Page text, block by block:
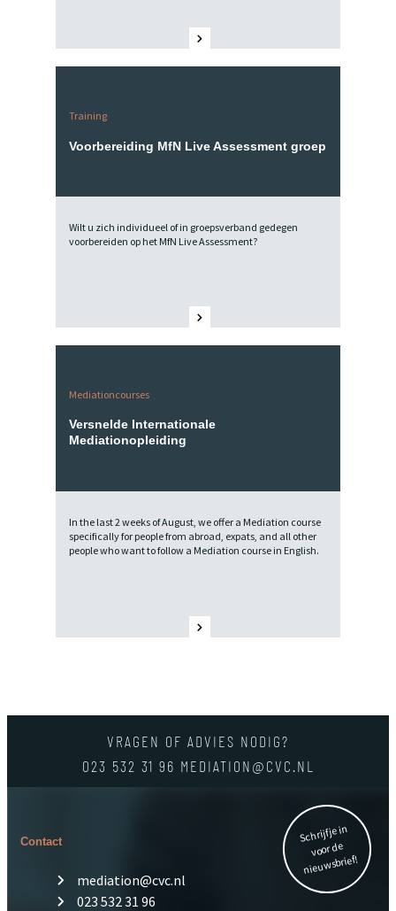
Training
Voorbereiding MfN Live Assessment groep
Wilt u zich individueel of in groepsverband gedegen
voorbereiden op het MfN Live Assessment?
Mediationcourses
Versnelde Internationale
Mediationopleiding
In the last 2 weeks of August, we offer a Mediation course
specifically for people from abroad, expats, and all other
people who want to follow a Mediation course in English.
VRAGEN OF ADVIES NODIG?
023 532 31 96 MEDIATION@CVC.NL
Contact
mediation@cvc.nl
023 532 31 96
Schrijf je in
voor de
nieuwsbrief!